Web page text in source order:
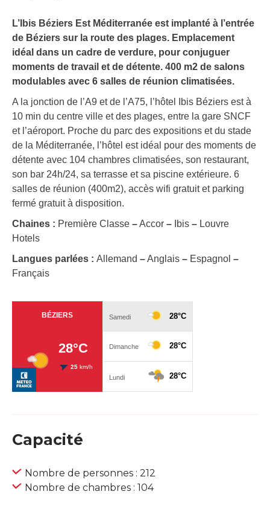
L’Ibis Béziers Est Méditerranée est implanté à l’entrée
de Béziers sur la route des plages. Emplacement
idéal dans un cadre de verdure, pour conjuguer
moments de travail et de détente. 400 m2 de salons
modulables avec 6 salles de réunion climatisées.
A la jonction de l’A9 et de l’A75, l’hôtel Ibis Béziers est à
10 min du centre ville et des plages, entre la gare SNCF
et l’aéroport. Proche du parc des expositions et du stade
de la Méditerranée, l’hôtel est idéal pour des moments de
détente avec 104 chambres climatisées, son restaurant,
son bar 24h/24, sa terrasse et sa piscine extérieure. 6
salles de réunion (400m2), accès wifi gratuit et parking
fermé gratuit à disposition.
Chaines : Première Classe –Accor – Ibis – Louvre
Hotels
Langues parlées : Allemand –Anglais – Espagnol –
Français
Capacité
Nombre de personnes : 212
Nombre de chambres : 104